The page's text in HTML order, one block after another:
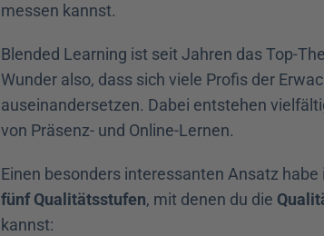
messen kannst.
Blended Learning ist seit Jahren das Top-
Wunder also, dass sich viele Profis der
auseinandersetzen. Dabei entstehen
von Präsenz- und Online-Lernen.
Einen besonders interessanten Ansatz habe
fünf Qualitätsstufen, mit denen du die
kannst: